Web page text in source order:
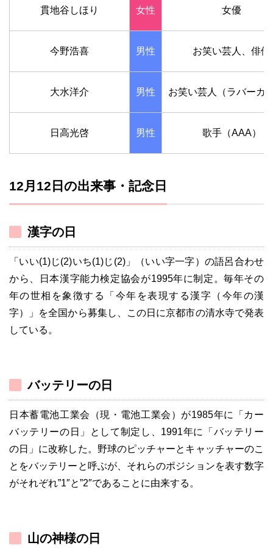
貫地谷しほり 女性 女優
今野浩喜 男性 お笑い芸人、俳優
大水洋介 男性 お笑い芸人（ラバーガ
日高光啓 男性 歌手（AAA）
12月12日の出来事・記念日
漢字の日
「いい(1)じ(2)いち(1)じ(2)」（いい字一字）の語呂合わせ
から、日本漢字能力検定協会が1995年に制定。毎年その
年の世相を象徴する「今年を表現する漢字（今年の漢
字）」を全国から募集し、この日に京都市の清水寺で発表
している。
バッテリーの日
日本蓄電池工業会（現・電池工業会）が1985年に「カー
バッテリーの日」として制定し、1991年に「バッテリー
の日」に改称した。野球のピッチャーとキャッチャーのこ
とをバッテリーと呼ぶが、それらのポジションを表す数字
がそれぞれ”1″と”2″であることに由来する。
山の神様の日